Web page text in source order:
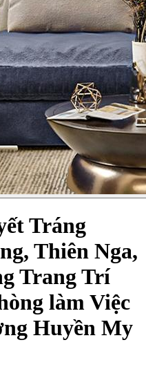
Tráng
Thiên Nga,
Trang Trí
làm Việc
Huyền My